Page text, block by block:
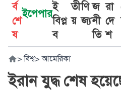
র্ব
শে
ষ
ইপেপার
ই
বিপ্ল
ব
তী
য়
ণি
জ্য
জ
নী
তি
রা
দে
শ
> বিশ্ব> আমেরিকা
ইরান যুদ্ধ শেষ